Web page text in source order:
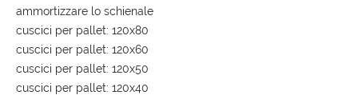
ammortizzare lo schienale
cuscici per pallet: 120x80
cuscici per pallet: 120x60
cuscici per pallet: 120x50
cuscici per pallet: 120x40